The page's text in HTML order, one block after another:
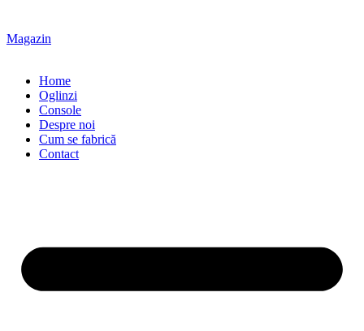
Magazin
Home
Oglinzi
Console
Despre noi
Cum se fabrică
Contact